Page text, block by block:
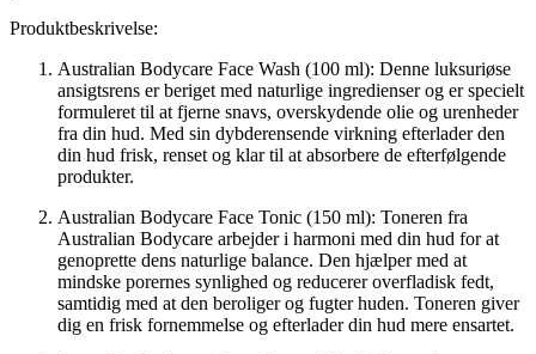
Produktbeskrivelse:
Australian Bodycare Face Wash (100 ml): Denne luksuriøse
ansigtsrens er beriget med naturlige ingredienser og er specielt
formuleret til at fjerne snavs, overskydende olie og urenheder
fra din hud. Med sin dybderensende virkning efterlader den
din hud frisk, renset og klar til at absorbere de efterfølgende
produkter.
Australian Bodycare Face Tonic (150 ml): Toneren fra
Australian Bodycare arbejder i harmoni med din hud for at
genoprette dens naturlige balance. Den hjælper med at
mindske porernes synlighed og reducerer overfladisk fedt,
samtidig med at den beroliger og fugter huden. Toneren giver
dig en frisk fornemmelse og efterlader din hud mere ensartet.